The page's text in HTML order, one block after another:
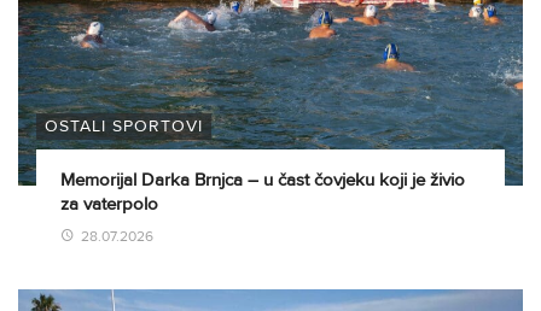
OSTALI SPORTOVI
Memorijal Darka Brnjca – u čast čovjeku koji je živio
za vaterpolo
28.07.2026